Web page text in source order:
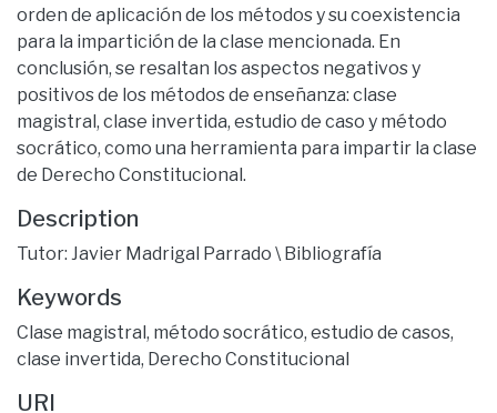
orden de aplicación de los métodos y su coexistencia
para la impartición de la clase mencionada. En
conclusión, se resaltan los aspectos negativos y
positivos de los métodos de enseñanza: clase
magistral, clase invertida, estudio de caso y método
socrático, como una herramienta para impartir la clase
de Derecho Constitucional.
Description
Tutor: Javier Madrigal Parrado \ Bibliografía
Keywords
Clase magistral, método socrático, estudio de casos,
clase invertida, Derecho Constitucional
URI